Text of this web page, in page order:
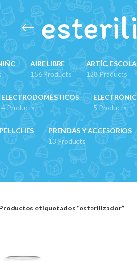
AIRE LIBRE
156 Products
ARTÍC.
128 Products
ELECTRODOMÉSTICOS
4 Products
5 Products
PRENDAS Y ACCESORIOS
13 Products
Productos etiquetados “esterilizador”